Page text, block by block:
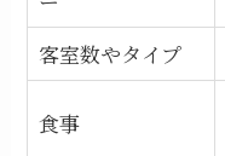
客室数やタイプ
食事